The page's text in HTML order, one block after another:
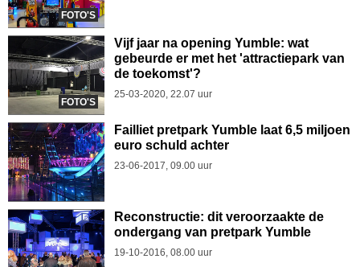
FOTO'S
FOTO'S
Vijf jaar na opening Yumble: wat
gebeurde er met het 'attractiepark van
de toekomst'?
25-03-2020, 22.07 uur
Failliet pretpark Yumble laat 6,5 miljoen
euro schuld achter
23-06-2017, 09.00 uur
Reconstructie: dit veroorzaakte de
ondergang van pretpark Yumble
19-10-2016, 08.00 uur